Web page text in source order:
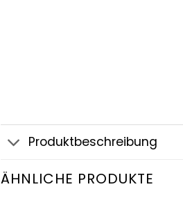
Produktbeschreibung
ÄHNLICHE PRODUKTE